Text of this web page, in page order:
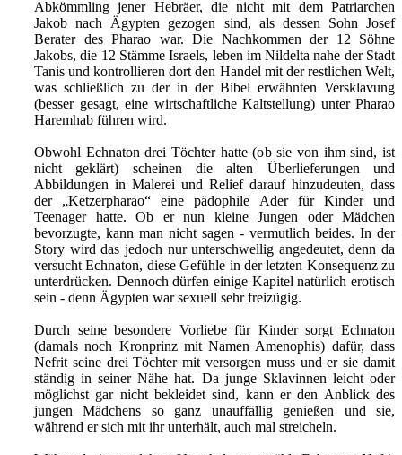
Abkömmling jener Hebräer, die nicht mit dem Patriarchen
Jakob nach Ägypten gezogen sind, als dessen Sohn Josef
Berater des Pharao war. Die Nachkommen der 12 Söhne
Jakobs, die 12 Stämme Israels, leben im Nildelta nahe der Stadt
Tanis und kontrollieren dort den Handel mit der restlichen Welt,
was schließlich zu der in der Bibel erwähnten Versklavung
(besser gesagt, eine wirtschaftliche Kaltstellung) unter Pharao
Haremhab führen wird.
Obwohl Echnaton drei Töchter hatte (ob sie von ihm sind, ist
nicht geklärt) scheinen die alten Überlieferungen und
Abbildungen in Malerei und Relief darauf hinzudeuten, dass
der „Ketzerpharao“ eine pädophile Ader für Kinder und
Teenager hatte. Ob er nun kleine Jungen oder Mädchen
bevorzugte, kann man nicht sagen - vermutlich beides. In der
Story wird das jedoch nur unterschwellig angedeutet, denn da
versucht Echnaton, diese Gefühle in der letzten Konsequenz zu
unterdrücken. Dennoch dürfen einige Kapitel natürlich erotisch
sein - denn Ägypten war sexuell sehr freizügig.
Durch seine besondere Vorliebe für Kinder sorgt Echnaton
(damals noch Kronprinz mit Namen Amenophis) dafür, dass
Nefrit seine drei Töchter mit versorgen muss und er sie damit
ständig in seiner Nähe hat. Da junge Sklavinnen leicht oder
möglichst gar nicht bekleidet sind, kann er den Anblick des
jungen Mädchens so ganz unauffällig genießen und sie,
während er sich mit ihr unterhält, auch mal streicheln.